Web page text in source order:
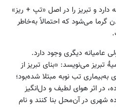
دارد و تبریز را در اصل «تپ + ریز»
گرما می‌شود که احتمالاً به‌خاطر
عامیانه دیگری وجود دارد.
تبریز می‌نویسد: «بنای تبریز از
تب نوبه مبتلا شده‌بود؛
در اثر هوای لطیف و دل‌انگیز
شهری در آن‌محل بنا کنند و نام